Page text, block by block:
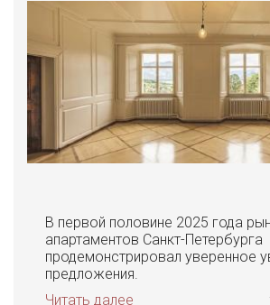
В первой половине 2025 года
апартаментов Санкт-Петербурга
продемонстрировал уверенное
предложения.
Читать далее